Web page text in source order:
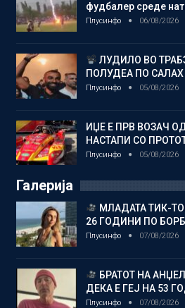
фудбалер среде
Плусинфо 06/08/2026
ЛУДИЛО ВО
ПОЛУДЕА ПО САЛАХ
Плусинфо 05/08/2026
ИЏЕ Е ПРВ ВОЗАЧ
НАСТАПИ СО
Плусинфо 05/08/2026
Галерија
МЛАДАТА ТИК-
26 ГОДИНИ ПО
Плусинфо 07/08/2026
БРАТОТ НА
ДЕКА Е ГЕЈ НА 53
Плусинфо 07/08/2026